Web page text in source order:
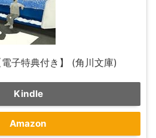
子特典付き】 (角川文庫)
Kindle
Amazon